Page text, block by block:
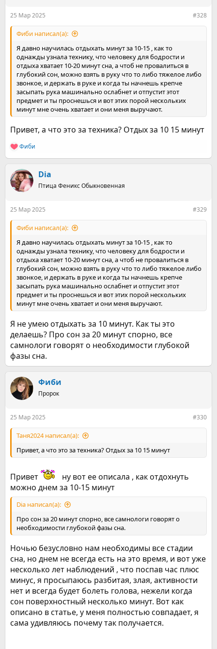
25 Мар 2025 #328
Фиби написал(а):
Я давно научилась отдыхать минут за 10-15 , как то
однажды узнала технику, что человеку для бодрости и
отдыха хватает 10-20 минут сна, а чтоб не провалиться в
глубокий сон, можно взять в руку что то либо тяжелое либо
звонкое, и держать в руке и когда ты начнешь крепче
засыпать рука машинально ослабнет и отпустит этот
предмет и ты проснешься и вот этих порой нескольких
минут мне очень хватает и они меня выручают.
Привет, а что это за техника? Отдых за 10 15 минут
Р
е
к
ц
и
Фиби
Dia
Птица Феникс Обыкновенная
25 Мар 2025 #329
Фиби написал(а):
Я давно научилась отдыхать минут за 10-15 , как то
однажды узнала технику, что человеку для бодрости и
отдыха хватает 10-20 минут сна, а чтоб не провалиться в
глубокий сон, можно взять в руку что то либо тяжелое либо
звонкое, и держать в руке и когда ты начнешь крепче
засыпать рука машинально ослабнет и отпустит этот
предмет и ты проснешься и вот этих порой нескольких
минут мне очень хватает и они меня выручают.
Я не умею отдыхать за 10 минут. Как ты это
делаешь? Про сон за 20 минут спорно, все
самнологи говорят о необходимости глубокой
фазы сна.
Фиби
Пророк
25 Мар 2025 #330
Таня2024 написал(а):
Привет, а что это за техника? Отдых за 10 15 минут
Привет
ну вот ее описала , как отдохнуть
можно днем за 10-15 минут
Dia написал(а):
Про сон за 20 минут спорно, все самнологи говорят о
необходимости глубокой фазы сна.
Ночью безусловно нам необходимы все стадии
сна, но днем не всегда есть на это время, и вот уже
несколько лет наблюдений , что поспав час плюс
минус, я просыпаюсь разбитая, злая, активности
нет и всегда будет болеть голова, нежели когда
сон поверхностный несколько минут. Вот как
описано в статье, у меня полностью совпадает, я
сама удивляюсь почему так получается.